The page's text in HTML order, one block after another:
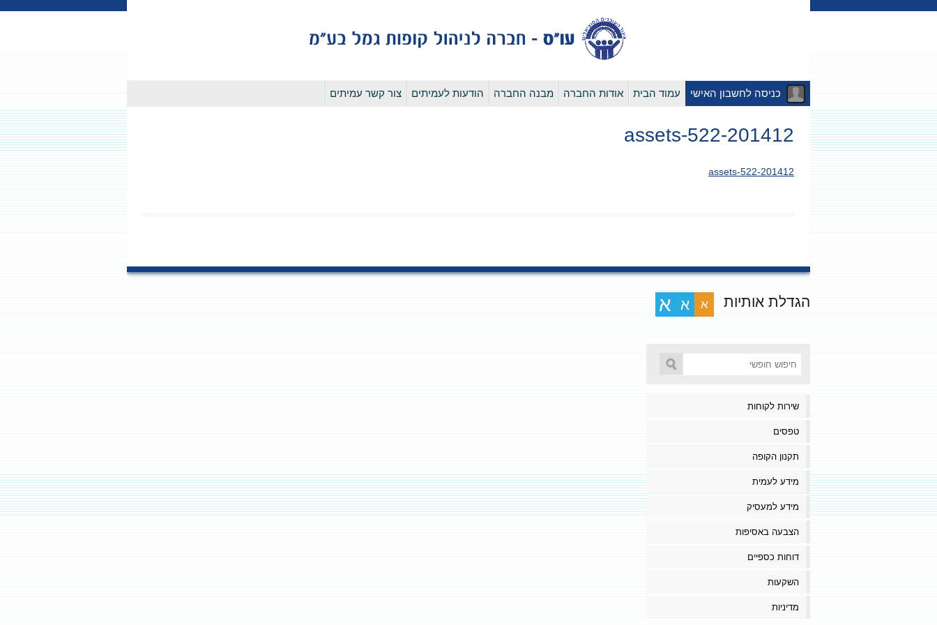
לדלג
כניסה לחשבון האישי עמוד הבית אודות החברה מבנה החברה הודעות לעמיתים צור קשר עמיתים
201412-assets-522
201412-assets-522
הגדלת אותיות א א א
שירות לקוחות
טפסים
תקנון הקופה
מידע לעמית
מידע למעסיק
הצבעה באסיפות
דוחות כספיים
השקעות
מדיניות